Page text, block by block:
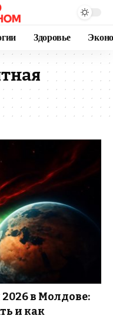
Здоровье
в Молдове:
и как